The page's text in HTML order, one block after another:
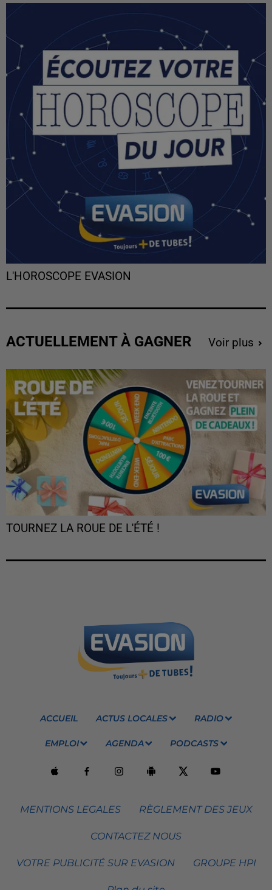
L'HOROSCOPE EVASION
ACTUELLEMENT À GAGNER Voir plus
TOURNEZ LA ROUE DE L'ÉTÉ !
ACCUEIL ACTUS LOCALES RADIO
EMPLOI AGENDA PODCASTS
MENTIONS LEGALES RÈGLEMENT DES JEUX
CONTACTEZ NOUS
VOTRE PUBLICITÉ SUR EVASION GROUPE HPI